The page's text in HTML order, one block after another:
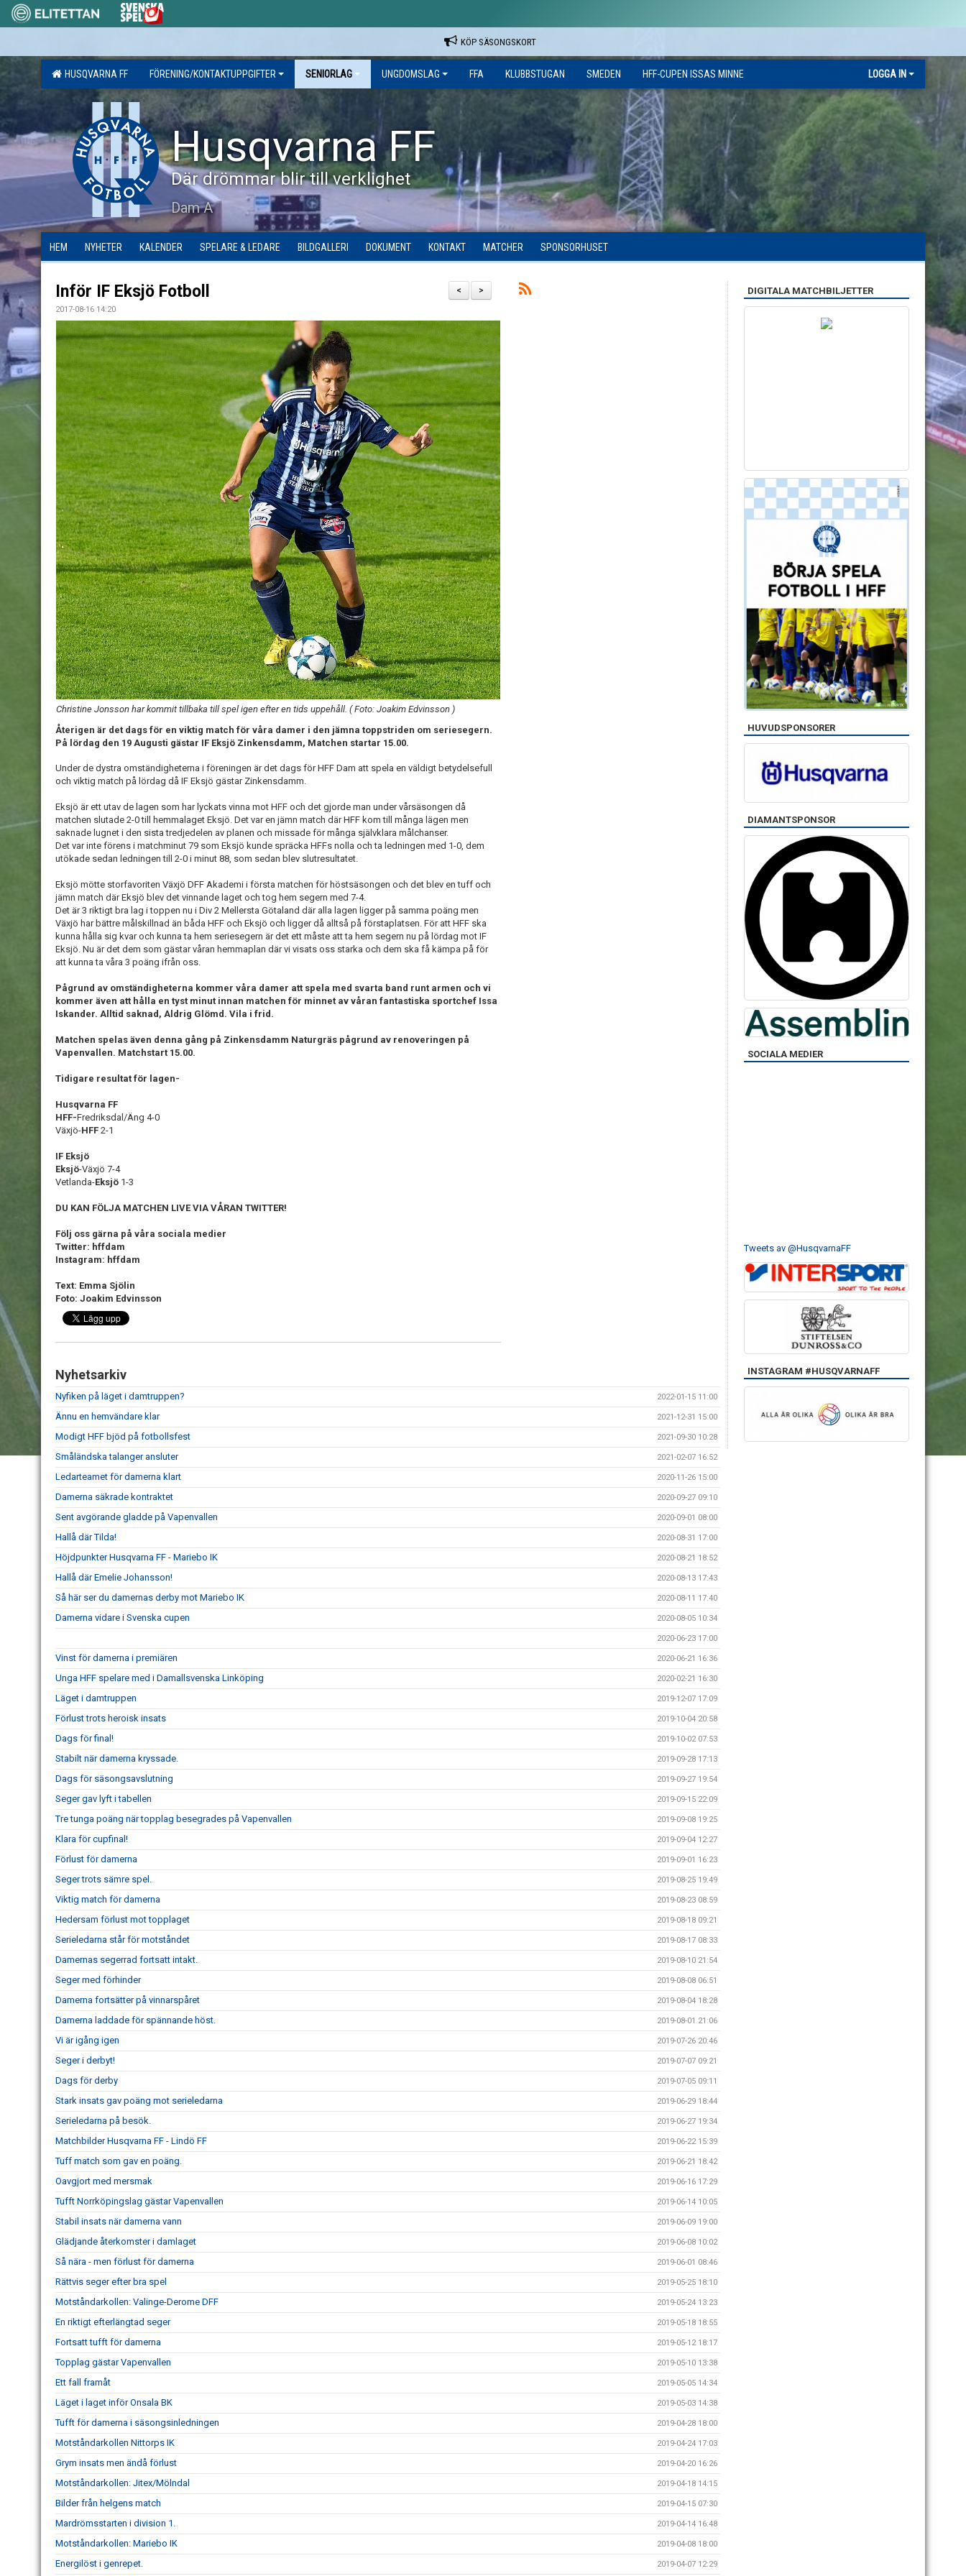
KÖP SÄSONGSKORT
HUSQVARNA FF FÖRENING/KONTAKTUPPGIFTER SENIORLAG UNGDOMSLAG FFA KLUBBSTUGAN SMEDEN HFF-CUPEN ISSAS MINNE LOGGA IN
Husqvarna FF
Där drömmar blir till verklighet
Dam A
HEM NYHETER KALENDER SPELARE & LEDARE BILDGALLERI DOKUMENT KONTAKT MATCHER SPONSORHUSET
>
<
Inför IF Eksjö Fotboll
2017-08-16 14:20
Christine Jonsson har kommit tillbaka till spel igen efter en tids uppehåll. ( Foto: Joakim Edvinsson )
Återigen är det dags för en viktig match för våra damer i den jämna toppstriden om seriesegern.
På lördag den 19 Augusti gästar IF Eksjö Zinkensdamm, Matchen startar 15.00.
Under de dystra omständigheterna i föreningen är det dags för HFF Dam att spela en väldigt betydelsefull
och viktig match på lördag då IF Eksjö gästar Zinkensdamm.
Eksjö är ett utav de lagen som har lyckats vinna mot HFF och det gjorde man under vårsäsongen då
matchen slutade 2-0 till hemmalaget Eksjö. Det var en jämn match där HFF kom till många lägen men
saknade lugnet i den sista tredjedelen av planen och missade för många självklara målchanser.
Det var inte förens i matchminut 79 som Eksjö kunde spräcka HFFs nolla och ta ledningen med 1-0, dem
utökade sedan ledningen till 2-0 i minut 88, som sedan blev slutresultatet.
Eksjö mötte storfavoriten Växjö DFF Akademi i första matchen för höstsäsongen och det blev en tuff och
jämn match där Eksjö blev det vinnande laget och tog hem segern med 7-4.
Det är 3 riktigt bra lag i toppen nu i Div 2 Mellersta Götaland där alla lagen ligger på samma poäng men
Växjö har bättre målskillnad än båda HFF och Eksjö och ligger då alltså på förstaplatsen. För att HFF ska
kunna hålla sig kvar och kunna ta hem seriesegern är det ett måste att ta hem segern nu på lördag mot IF
Eksjö. Nu är det dem som gästar våran hemmaplan där vi visats oss starka och dem ska få kämpa på för
att kunna ta våra 3 poäng ifrån oss.
Pågrund av omständigheterna kommer våra damer att spela med svarta band runt armen och vi
kommer även att hålla en tyst minut innan matchen för minnet av våran fantastiska sportchef Issa
Iskander. Alltid saknad, Aldrig Glömd. Vila i frid.
Matchen spelas även denna gång på Zinkensdamm Naturgräs pågrund av renoveringen på
Vapenvallen. Matchstart 15.00.
Tidigare resultat för lagen-
Husqvarna FF
HFF-Fredriksdal/Äng 4-0
Växjö-HFF 2-1
IF Eksjö
Eksjö-Växjö 7-4
Vetlanda-Eksjö 1-3
DU KAN FÖLJA MATCHEN LIVE VIA VÅRAN TWITTER!
Följ oss gärna på våra sociala medier
Twitter: hffdam
Instagram: hffdam
Text: Emma Sjölin
Foto: Joakim Edvinsson
Nyhetsarkiv
Nyfiken på läget i damtruppen? 2022-01-15 11:00
Ännu en hemvändare klar 2021-12-31 15:00
Modigt HFF bjöd på fotbollsfest 2021-09-30 10:28
Småländska talanger ansluter 2021-02-07 16:52
Ledarteamet för damerna klart 2020-11-26 15:00
Damerna säkrade kontraktet 2020-09-27 09:10
Sent avgörande gladde på Vapenvallen 2020-09-01 08:00
Hallå där Tilda! 2020-08-31 17:00
Höjdpunkter Husqvarna FF - Mariebo IK 2020-08-21 18:52
Hallå där Emelie Johansson! 2020-08-13 17:43
Så här ser du damernas derby mot Mariebo IK 2020-08-11 17:40
Damerna vidare i Svenska cupen 2020-08-05 10:34
2020-06-23 17:00
Vinst för damerna i premiären 2020-06-21 16:36
Unga HFF spelare med i Damallsvenska Linköping 2020-02-21 16:30
Läget i damtruppen 2019-12-07 17:09
Förlust trots heroisk insats 2019-10-04 20:58
Dags för final! 2019-10-02 07:53
Stabilt när damerna kryssade. 2019-09-28 17:13
Dags för säsongsavslutning 2019-09-27 19:54
Seger gav lyft i tabellen 2019-09-15 22:09
Tre tunga poäng när topplag besegrades på Vapenvallen 2019-09-08 19:25
Klara för cupfinal! 2019-09-04 12:27
Förlust för damerna 2019-09-01 16:23
Seger trots sämre spel. 2019-08-25 19:49
Viktig match för damerna 2019-08-23 08:59
Hedersam förlust mot topplaget 2019-08-18 09:21
Serieledarna står för motståndet 2019-08-17 08:33
Damernas segerrad fortsatt intakt. 2019-08-10 21:54
Seger med förhinder 2019-08-08 06:51
Damerna fortsätter på vinnarspåret 2019-08-04 18:28
Damerna laddade för spännande höst. 2019-08-01 21:06
Vi är igång igen 2019-07-26 20:46
Seger i derbyt! 2019-07-07 09:21
Dags för derby 2019-07-05 09:11
Stark insats gav poäng mot serieledarna 2019-06-29 18:44
Serieledarna på besök. 2019-06-27 19:34
Matchbilder Husqvarna FF - Lindö FF 2019-06-22 15:39
Tuff match som gav en poäng. 2019-06-21 18:42
Oavgjort med mersmak 2019-06-16 17:29
Tufft Norrköpingslag gästar Vapenvallen 2019-06-14 10:05
Stabil insats när damerna vann 2019-06-09 19:00
Glädjande återkomster i damlaget 2019-06-08 10:02
Så nära - men förlust för damerna 2019-06-01 08:46
Rättvis seger efter bra spel 2019-05-25 18:10
Motståndarkollen: Valinge-Derome DFF 2019-05-24 13:23
En riktigt efterlängtad seger 2019-05-18 18:55
Fortsatt tufft för damerna 2019-05-12 18:17
Topplag gästar Vapenvallen 2019-05-10 13:38
Ett fall framåt 2019-05-05 14:34
Läget i laget inför Onsala BK 2019-05-03 14:38
Tufft för damerna i säsongsinledningen 2019-04-28 18:00
Motståndarkollen Nittorps IK 2019-04-24 17:03
Grym insats men ändå förlust 2019-04-20 16:26
Motståndarkollen: Jitex/Mölndal 2019-04-18 14:15
Bilder från helgens match 2019-04-15 07:30
Mardrömsstarten i division 1. 2019-04-14 16:48
Motståndarkollen: Mariebo IK 2019-04-08 18:00
Energilöst i genrepet. 2019-04-07 12:29
DIGITALA MATCHBILJETTER
HUVUDSPONSORER
DIAMANTSPONSOR
SOCIALA MEDIER
Tweets av @HusqvarnaFF
INSTAGRAM #HUSQVARNAFF